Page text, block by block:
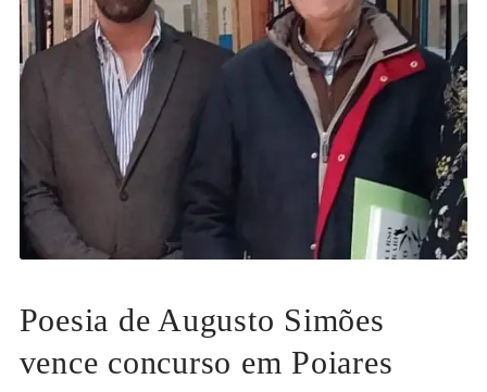
Poesia de Augusto Simões
vence concurso em Poiares